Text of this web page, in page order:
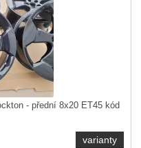
- přední 8x20 ET45 kód
varianty